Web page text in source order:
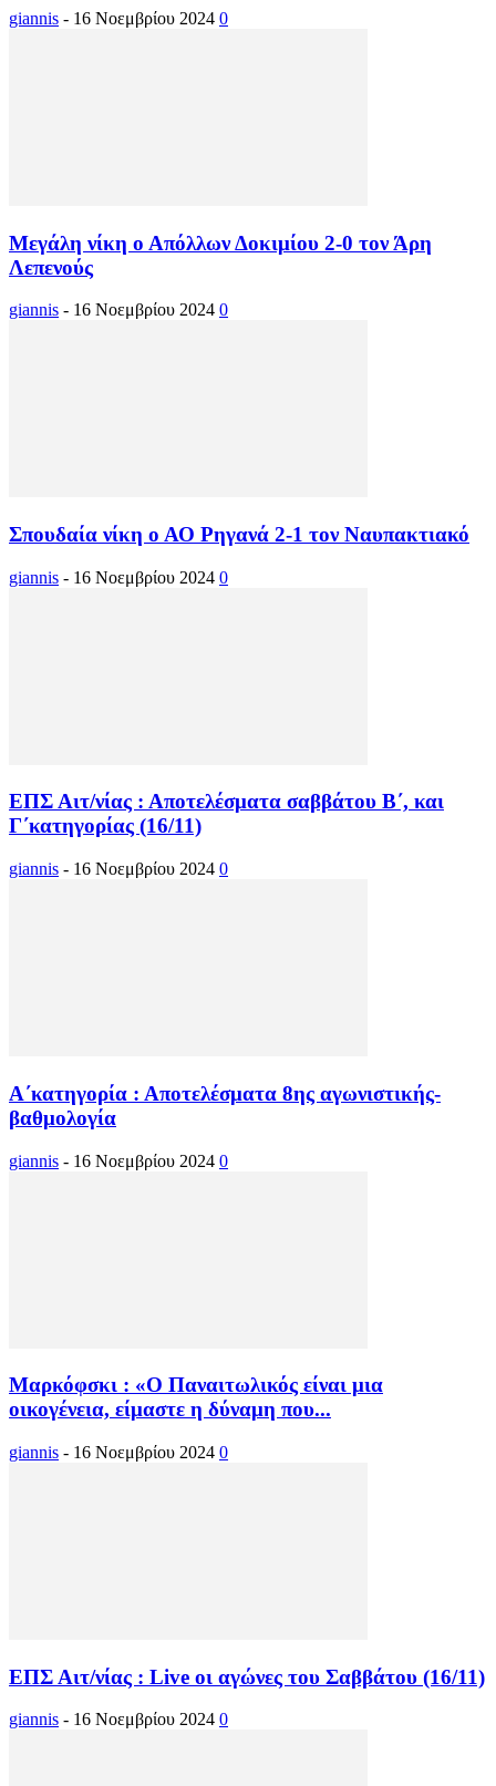
giannis - 16 Νοεμβρίου 2024 0
Μεγάλη νίκη ο Απόλλων Δοκιμίου 2-0 τον Άρη
Λεπενούς
giannis - 16 Νοεμβρίου 2024 0
Σπουδαία νίκη ο ΑΟ Ρηγανά 2-1 τον Ναυπακτιακό
giannis - 16 Νοεμβρίου 2024 0
ΕΠΣ Αιτ/νίας : Αποτελέσματα σαββάτου Β΄, και
Γ΄κατηγορίας (16/11)
giannis - 16 Νοεμβρίου 2024 0
Α΄κατηγορία : Αποτελέσματα 8ης αγωνιστικής-
βαθμολογία
giannis - 16 Νοεμβρίου 2024 0
Μαρκόφσκι : «Ο Παναιτωλικός είναι μια
οικογένεια, είμαστε η δύναμη που...
giannis - 16 Νοεμβρίου 2024 0
ΕΠΣ Αιτ/νίας : Live οι αγώνες του Σαββάτου (16/11)
giannis - 16 Νοεμβρίου 2024 0